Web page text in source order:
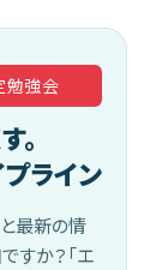
勉強会
。
ライン
最新の情
すか？「エ